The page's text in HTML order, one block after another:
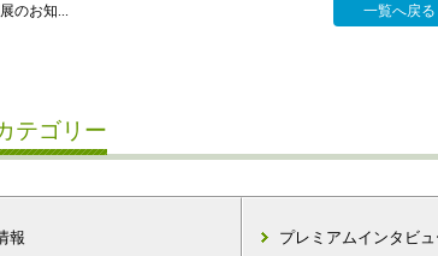
のお知... 一覧へ戻る
テゴリー
報 プレミアムインタビュ